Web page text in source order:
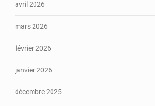
avril 2026
mars 2026
février 2026
janvier 2026
décembre 2025